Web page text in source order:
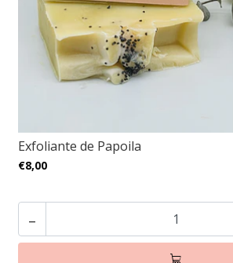
Exfoliante de Papoila
€8,00
-